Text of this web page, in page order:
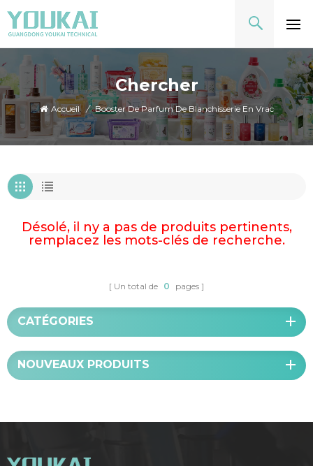
Chercher
Accueil / Booster De Parfum De Blanchisserie En Vrac
Désolé, il ny a pas de produits pertinents,
remplacez les mots-clés de recherche.
Un total de 0 pages
CATÉGORIES
NOUVEAUX PRODUITS